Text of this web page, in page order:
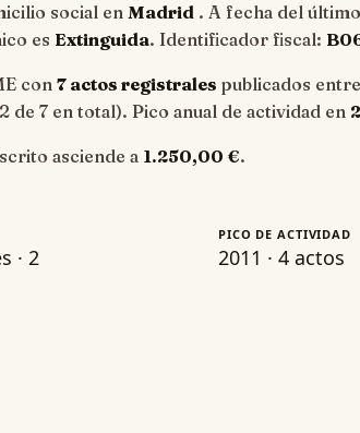
social en Madrid . A fecha del
es Extinguida. Identificador fiscal:
con 7 actos registrales publicados
de 7 en total). Pico anual de actividad en
asciende a 1.250,00 €.
· 2
PICO DE ACTIVIDAD
2011 · 4 actos